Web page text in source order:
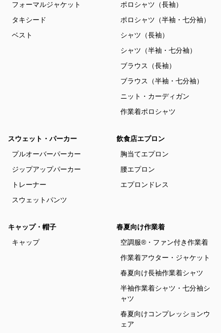
フォーマルジャケット
タキシード
ベスト
ポロシャツ（長袖）
ポロシャツ（半袖・七分袖）
シャツ（長袖）
シャツ（半袖・七分袖）
ブラウス（長袖）
ブラウス（半袖・七分袖）
ニット・カーディガン
作業着ポロシャツ
スウェット・パーカー
プルオーバーパーカー
ジップアップパーカー
トレーナー
スウェットパンツ
飲食店エプロン
胸当てエプロン
腰エプロン
エプロンドレス
キャップ・帽子
キャップ
春夏向け作業着
空調服®・ファン付き作業着
作業着アウター・ジャケット
春夏向け長袖作業着シャツ
半袖作業着シャツ・七分袖シ
ャツ
春夏向けコンプレッションウ
ェア